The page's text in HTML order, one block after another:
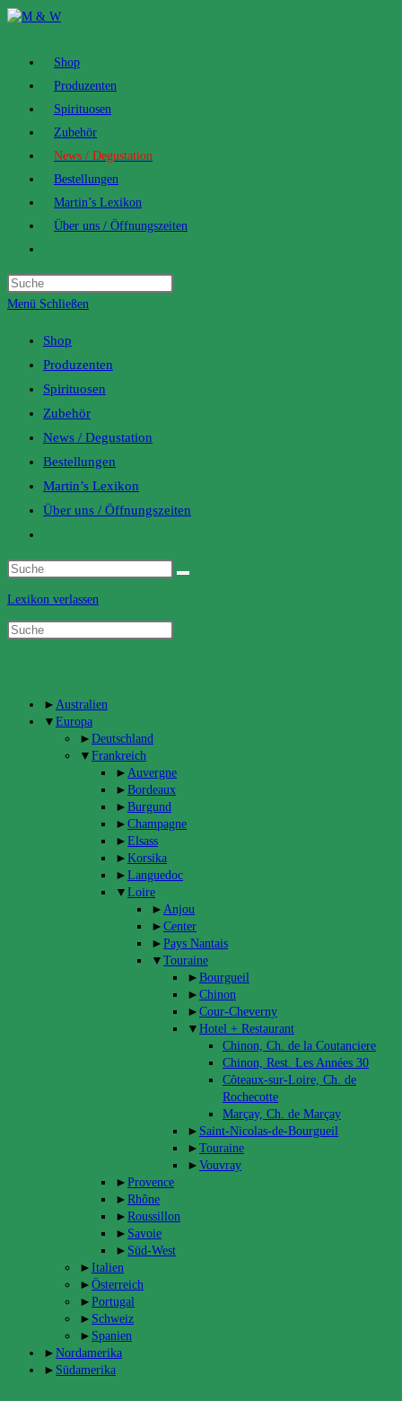
Zum
Shop
Produzenten
Spirituosen
Zubehör
News / Degustation
Bestellungen
Martin’s Lexikon
Über uns / Öffnungszeiten
website
search
Menü Schließen
Shop
Produzenten
Spirituosen
Zubehör
News / Degustation
Bestellungen
Martin’s Lexikon
Über uns / Öffnungszeiten
website
search
Lexikon verlassen
► Australien
▼ Europa
► Deutschland
▼ Frankreich
► Auvergne
► Bordeaux
► Burgund
► Champagne
► Elsass
► Korsika
► Languedoc
▼ Loire
► Anjou
► Center
► Pays Nantais
▼ Touraine
► Bourgueil
► Chinon
► Cour-Cheverny
▼ Hotel + Restaurant
Chinon, Ch. de la Coutanciere
Chinon, Rest. Les Années 30
Côteaux-sur-Loire, Ch. de
Rochecotte
Marçay, Ch. de Marçay
► Saint-Nicolas-de-Bourgueil
► Touraine
► Vouvray
► Provence
► Rhône
► Roussillon
► Savoie
► Süd-West
► Italien
► Österreich
► Portugal
► Schweiz
► Spanien
► Nordamerika
► Südamerika